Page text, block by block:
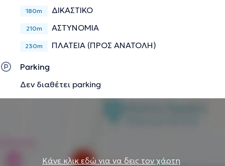
180m ΔΙΚΑΣΤΙΚΟ
210m ΑΣΤΥΝΟΜΙΑ
230m ΠΛΑΤΕΙΑ (ΠΡΟΣ ΑΝΑΤΟΛΗ)
Parking
Δεν διαθέτει parking
Κάνε κλικ εδώ για να δεις τον χάρτη